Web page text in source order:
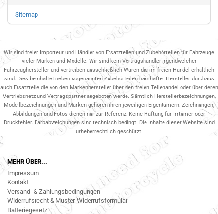
Sitemap
Wir sind freier Importeur und Händler von Ersatzteilen und Zubehörteilen für Fahrzeuge
vieler Marken und Modelle. Wir sind kein Vertragshändler irgendwelcher
Fahrzeughersteller und vertreiben ausschließlich Waren die im freien Handel erhältlich
sind. Dies beinhaltet neben sogenannten Zubehörteilen namhafter Hersteller durchaus
auch Ersatzteile die von den Markenhersteller über den freien Teilehandel oder über deren
Vertriebsnetz und Vertragspartner.angeboten werde. Sämtlich Herstellerbezeichnungen,
Modellbezeichnungen und Marken gehören ihren jeweiligen Eigentümern. Zeichnungen,
Abbildungen und Fotos dienen nur zur Referenz. Keine Haftung für Irrtümer oder
Druckfehler. Farbabweichungen sind technisch bedingt. Die Inhalte dieser Website sind
urheberrechtlich geschützt.
MEHR ÜBER...
Impressum
Kontakt
Versand- & Zahlungsbedingungen
Widerrufsrecht & Muster-Widerrufsformular
Batteriegesetz